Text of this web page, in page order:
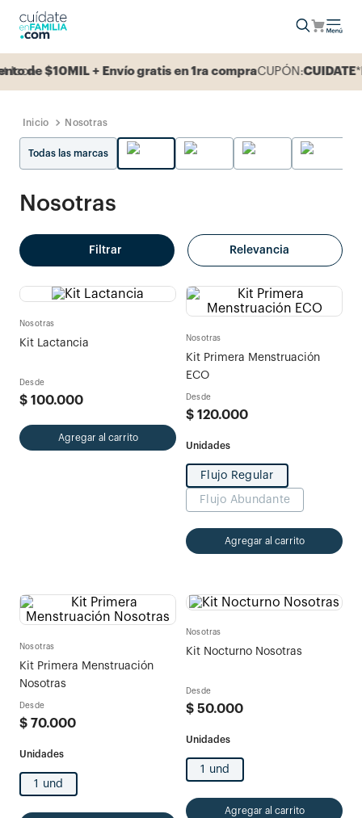
+ Envío gratis en 1ra compra CUPÓN:CUIDATE*Pedido
Nosotras
Todas las marcas
Nosotras
Filtrar Relevancia
Nosotras
Kit Lactancia
Desde
$ 100.000
Agregar al carrito
Nosotras
Kit Primera Menstruación
ECO
Desde
$ 120.000
Flujo Regular
Flujo Abundante
Agregar al carrito
Nosotras
Kit Primera Menstruación
Nosotras
Desde
$ 70.000
1 und
Nosotras
Kit Nocturno Nosotras
Desde
$ 50.000
1 und
Agregar al carrito